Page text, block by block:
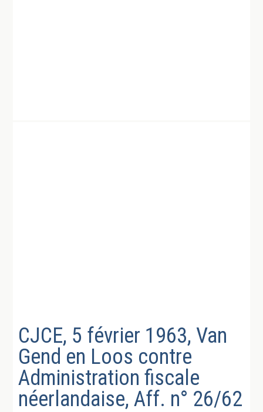
CJCE, 5 février 1963, Van
Gend en Loos contre
Administration fiscale
néerlandaise, Aff. n° 26/62